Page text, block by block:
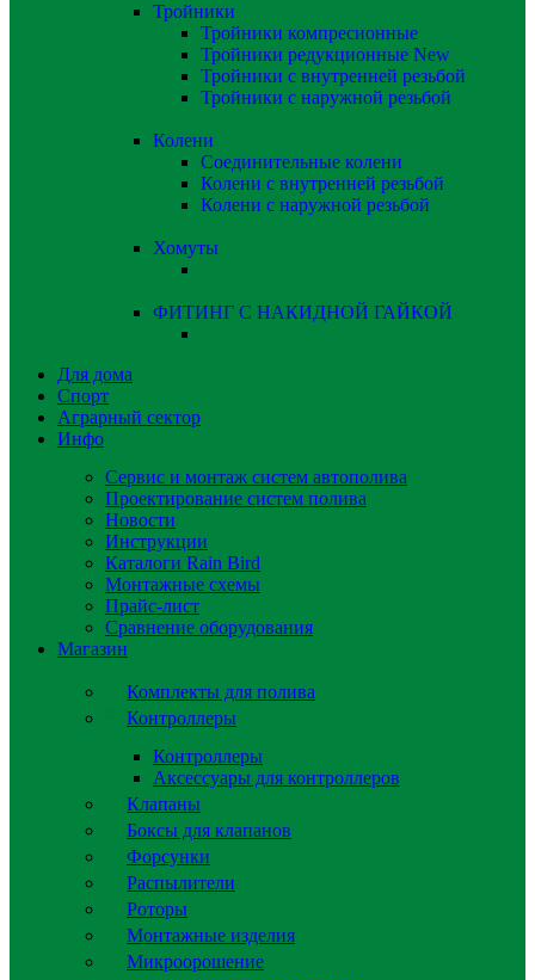
Тройники
Тройники компресионные
Тройники редукционные New
Тройники с внутренней резьбой
Тройники с наружной резьбой
Колени
Соединительные колени
Колени с внутренней резьбой
Колени с наружной резьбой
Хомуты
ФИТИНГ С НАКИДНОЙ ГАЙКОЙ
Для дома
Спорт
Аграрный сектор
Инфо
Сервис и монтаж систем автополива
Проектирование систем полива
Новости
Инструкции
Каталоги Rain Bird
Монтажные схемы
Прайс-лист
Сравнение оборудования
Магазин
Комплекты для полива
Контроллеры
Контроллеры
Аксессуары для контроллеров
Клапаны
Боксы для клапанов
Форсунки
Распылители
Роторы
Монтажные изделия
Микроорошение